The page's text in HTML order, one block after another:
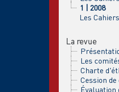
1 | 2008
Les
La revue
Les
Charte
Cession
Évaluation